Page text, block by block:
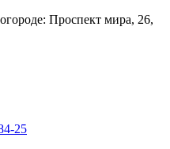
Проспект мира, 26,
25